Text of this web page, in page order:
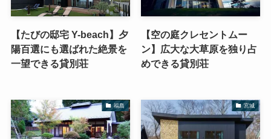
【たびの邸宅 Y-beach】夕
陽百選にも選ばれた絶景を
一望できる貸別荘
【空の庭クレセントムー
ン】広大な大草原を独り占
めできる貸別荘
福島 宮城